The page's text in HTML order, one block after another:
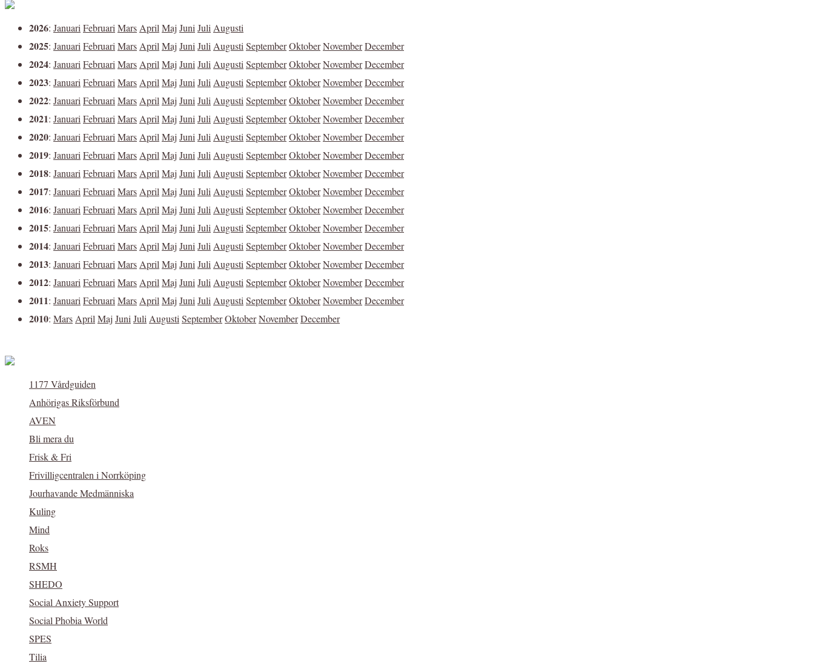
2026: JanuariFebruariMarsAprilMaj JuniJuliAugusti
2025: JanuariFebruariMarsAprilMaj JuniJuliAugustiSeptemberOktoberNovemberDecember
2024: JanuariFebruariMarsAprilMaj JuniJuliAugustiSeptemberOktoberNovemberDecember
2023: JanuariFebruariMarsAprilMaj JuniJuliAugustiSeptemberOktoberNovemberDecember
2022: JanuariFebruariMarsAprilMaj JuniJuliAugustiSeptemberOktoberNovemberDecember
2021: JanuariFebruariMarsAprilMaj JuniJuliAugustiSeptemberOktoberNovemberDecember
2020: JanuariFebruariMarsAprilMaj JuniJuliAugustiSeptemberOktoberNovemberDecember
2019: JanuariFebruariMarsAprilMaj JuniJuliAugustiSeptemberOktoberNovemberDecember
2018: JanuariFebruariMarsAprilMaj JuniJuliAugustiSeptemberOktoberNovemberDecember
2017: JanuariFebruariMarsAprilMaj JuniJuliAugustiSeptemberOktoberNovemberDecember
2016: JanuariFebruariMarsAprilMaj JuniJuliAugustiSeptemberOktoberNovemberDecember
2015: JanuariFebruariMarsAprilMaj JuniJuliAugustiSeptemberOktoberNovemberDecember
2014: JanuariFebruariMarsAprilMaj JuniJuliAugustiSeptemberOktoberNovemberDecember
2013: JanuariFebruariMarsAprilMaj JuniJuliAugustiSeptemberOktoberNovemberDecember
2012: JanuariFebruariMarsAprilMaj JuniJuliAugustiSeptemberOktoberNovemberDecember
2011: JanuariFebruariMarsAprilMaj JuniJuliAugustiSeptemberOktoberNovemberDecember
2010: MarsAprilMaj JuniJuliAugustiSeptemberOktoberNovemberDecember
1177 Vårdguiden
Anhörigas Riksförbund
AVEN
Bli mera du
Frisk & Fri
Frivilligcentralen i Norrköping
Jourhavande Medmänniska
Kuling
Mind
Roks
RSMH
SHEDO
Social Anxiety Support
Social Phobia World
SPES
Tilia